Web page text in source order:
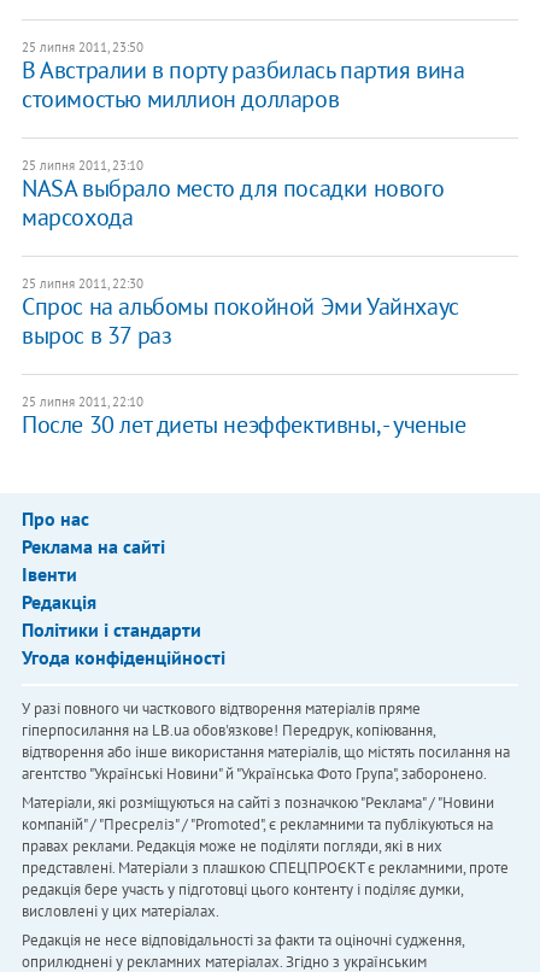
25 липня 2011, 23:50
В Австралии в порту разбилась партия вина
стоимостью миллион долларов
25 липня 2011, 23:10
NASA выбрало место для посадки нового
марсохода
25 липня 2011, 22:30
Спрос на альбомы покойной Эми Уайнхаус
вырос в 37 раз
25 липня 2011, 22:10
После 30 лет диеты неэффективны, - ученые
Про нас
Реклама на сайті
Івенти
Редакція
Політики і стандарти
Угода конфіденційності
У разі повного чи часткового відтворення матеріалів пряме
гіперпосилання на LB.ua обов'язкове! Передрук, копіювання,
відтворення або інше використання матеріалів, що містять посилання на
агентство "Українськi Новини" й "Українська Фото Група", заборонено.
Матеріали, які розміщуються на сайті з позначкою "Реклама" / "Новини
компаній" / "Пресреліз" / "Promoted", є рекламними та публікуються на
правах реклами. Редакція може не поділяти погляди, які в них
представлені. Матеріали з плашкою СПЕЦПРОЄКТ є рекламними, проте
редакція бере участь у підготовці цього контенту і поділяє думки,
висловлені у цих матеріалах.
Редакція не несе відповідальності за факти та оціночні судження,
оприлюднені у рекламних матеріалах. Згідно з українським